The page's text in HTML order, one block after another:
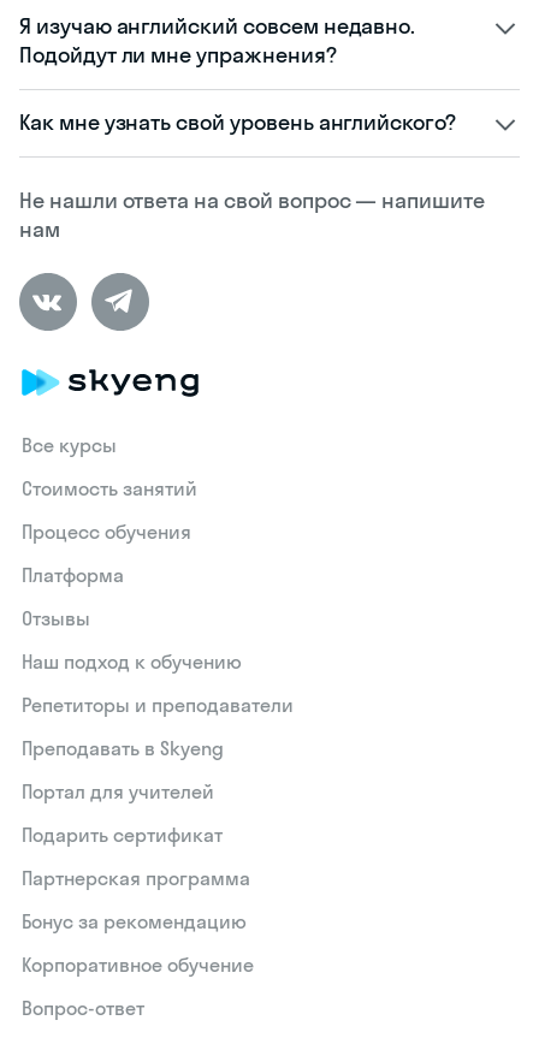
Не нашли ответа на свой вопрос — напишите
нам
Я изучаю английский совсем недавно.
Подойдут ли мне упражнения?
Как мне узнать свой уровень английского?
Все курсы
Стоимость занятий
Процесс обучения
Платформа
Отзывы
Наш подход к обучению
Репетиторы и преподаватели
Преподавать в Skyeng
Портал для учителей
Подарить сертификат
Партнерская программа
Бонус за рекомендацию
Корпоративное обучение
Вопрос-ответ